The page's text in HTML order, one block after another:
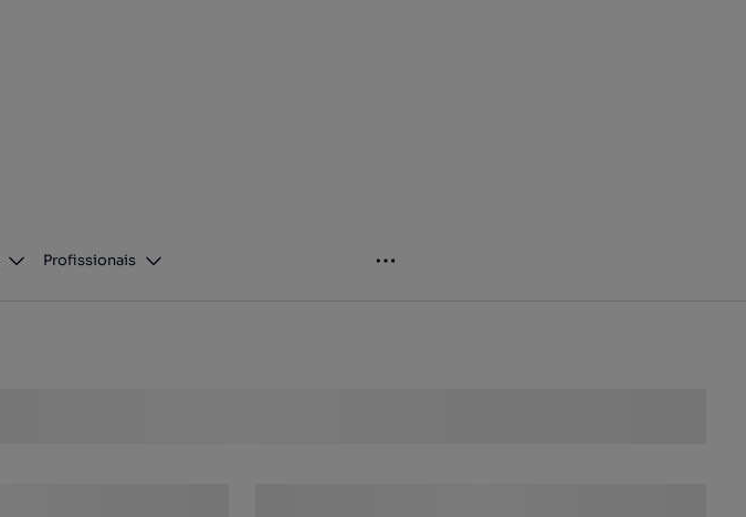
Profissionais